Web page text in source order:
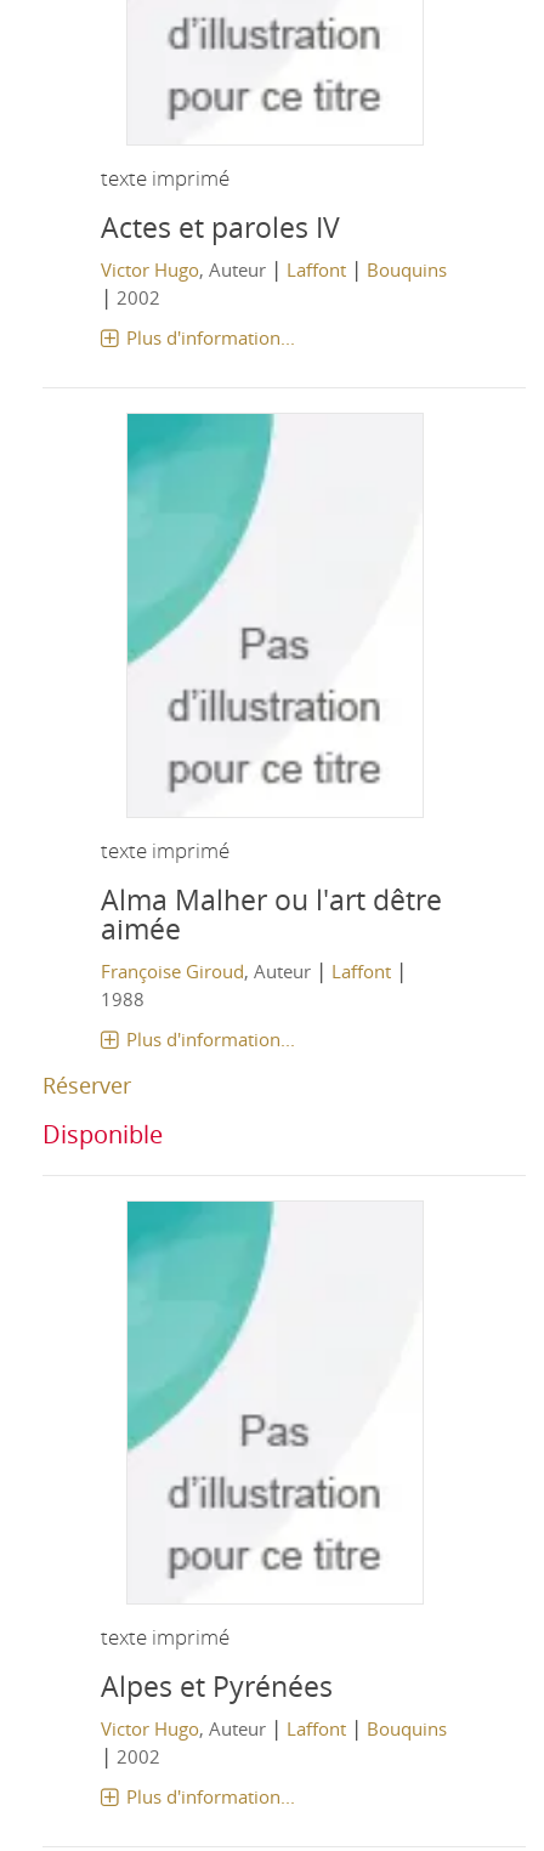
texte imprimé
Actes et paroles IV
Victor Hugo, Auteur | Laffont| Bouquins
| 2002
Plus d'information...
texte imprimé
Alma Malher ou l'art dêtre
aimée
Françoise Giroud, Auteur | Laffont|
1988
Plus d'information...
Réserver
Disponible
texte imprimé
Alpes et Pyrénées
Victor Hugo, Auteur | Laffont| Bouquins
| 2002
Plus d'information...